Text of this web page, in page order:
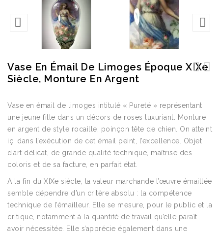
Vase En Émail De Limoges Époque XIXe
Siècle, Monture En Argent
Vase en émail de limoges intitulé « Pureté » représentant
une jeune fille dans un décors de roses luxuriant. Monture
en argent de style rocaille, poinçon tête de chien. On atteint
içi dans l’exécution de cet émail peint, l’excellence. Objet
d’art délicat, de grande qualité technique, maîtrise des
coloris et de sa facture, en parfait état.
A la fin du XIXe siècle, la valeur marchande l’œuvre émaillée
semble dépendre d’un critère absolu : la compétence
technique de l’émailleur. Elle se mesure, pour le public et la
critique, notamment à la quantité de travail qu’elle paraît
avoir nécessitée. Elle s’apprécie également dans une